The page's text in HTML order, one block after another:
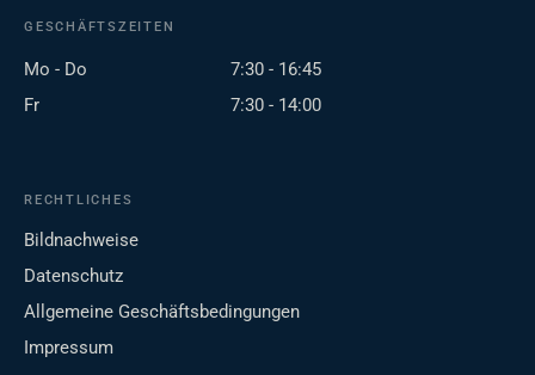
GESCHÄFTSZEITEN
Mo - Do
7:30 - 16:45
Fr
7:30 - 14:00
RECHTLICHES
Bildnachweise
Datenschutz
Allgemeine Geschäftsbedingungen
Impressum